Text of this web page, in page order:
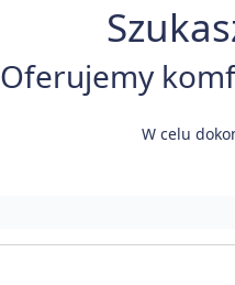
Oferujemy
W celu